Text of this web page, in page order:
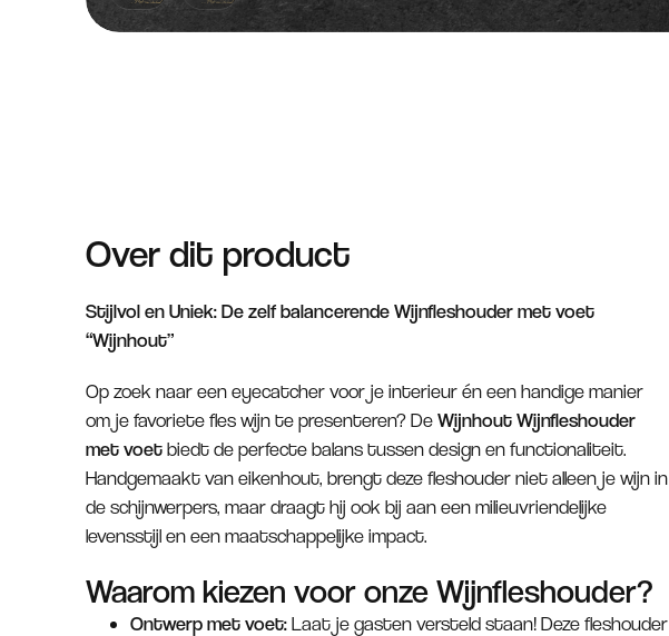
Over dit product
Stijlvol en Uniek: De zelf balancerende Wijnfleshouder met voet
“Wijnhout”
Op zoek naar een eyecatcher voor je interieur én een handige manier
om je favoriete fles wijn te presenteren? DeWijnhout Wijnfleshouder
met voetbiedt de perfecte balans tussen design en functionaliteit.
Handgemaakt van eikenhout, brengt deze fleshouder niet alleen je wijn in
de schijnwerpers, maar draagt hij ook bij aan een milieuvriendelijke
levensstijl en een maatschappelijke impact.
Waarom kiezen voor onze Wijnfleshouder?
Ontwerp met voet:Laat je gasten versteld staan! Deze fleshouder